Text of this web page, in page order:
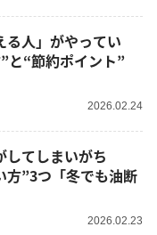
る人」がやってい
と“節約ポイント”
2026.02.24
してしまいがち
方”3つ「冬でも油断
2026.02.23